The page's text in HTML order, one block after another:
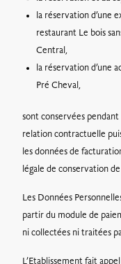
la réservation d’une
restaurant Le bois
Central,
la réservation d’une
Pré Cheval,
sont conservées pendant
relation contractuelle
les données de
légale de conservation
Les Données
partir du module de
ni collectées ni traitées
L’Etablissement fait